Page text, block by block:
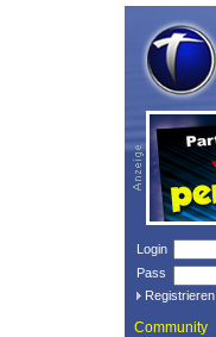
Login
Pass
Registrieren
Community